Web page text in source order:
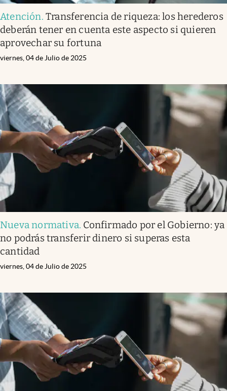
Atención.Transferencia de riqueza: los herederos
deberán tener en cuenta este aspecto si quieren
aprovechar su fortuna
viernes, 04 de Julio de 2025
Nueva normativa. Confirmado por el Gobierno: ya
no podrás transferir dinero si superas esta
cantidad
viernes, 04 de Julio de 2025